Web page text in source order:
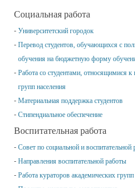
Социальная работа
Университетский городок
Перевод студентов, обучающихся с
обучения на бюджетную форму
Работа со студентами, относящимися
групп населения
Материальная поддержка студентов
Стипендиальное обеспечение
Воспитательная работа
Совет по социальной и воспитательной
Направления воспитательной работы
Работа кураторов академических групп